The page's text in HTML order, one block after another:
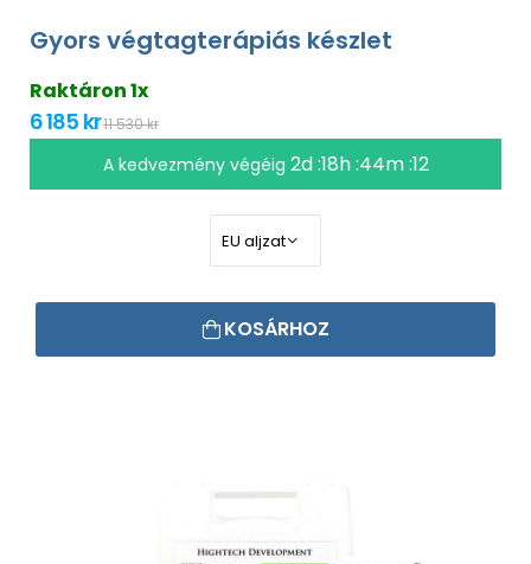
Gyors végtagterápiás készlet
Raktáron 1x
6 185 kr11 530 kr
A kedvezmény végéig2d :18h :44m :11
KOSÁRHOZ